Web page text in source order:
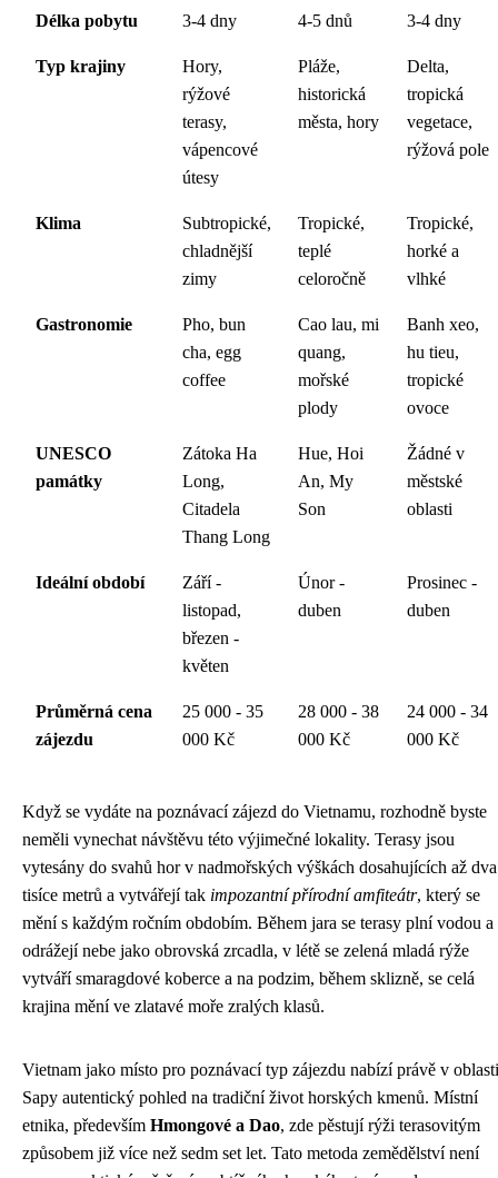
Délka pobytu 3-4 dny 4-5 dnů 3-4 dny
Typ krajiny
Hory,
rýžové
terasy,
vápencové
útesy
Pláže,
historická
města, hory
Delta,
tropická
vegetace,
rýžová pole
Klima
Subtropické,
chladnější
zimy
Tropické,
teplé
celoročně
Tropické,
horké a
vlhké
Gastronomie
Pho, bun
cha, egg
coffee
Cao lau, mi
quang,
mořské
plody
Banh xeo,
hu tieu,
tropické
ovoce
UNESCO
památky
Zátoka Ha
Long,
Citadela
Thang Long
Hue, Hoi
An, My
Son
Žádné v
městské
oblasti
Ideální období
Září -
listopad,
březen -
květen
Únor -
duben
Prosinec -
duben
Průměrná cena
zájezdu
25 000 - 35
000 Kč
28 000 - 38
000 Kč
24 000 - 34
000 Kč
Když se vydáte na poznávací zájezd do Vietnamu, rozhodně byste
neměli vynechat návštěvu této výjimečné lokality. Terasy jsou
vytesány do svahů hor v nadmořských výškách dosahujících až dva
tisíce metrů a vytvářejí tak impozantní přírodní amfiteátr, který se
mění s každým ročním obdobím. Během jara se terasy plní vodou a
odrážejí nebe jako obrovská zrcadla, v létě se zelená mladá rýže
vytváří smaragdové koberce a na podzim, během sklizně, se celá
krajina mění ve zlatavé moře zralých klasů.
Vietnam jako místo pro poznávací typ zájezdu nabízí právě v oblasti
Sapy autentický pohled na tradiční život horských kmenů. Místní
etnika, především Hmongové a Dao, zde pěstují rýži terasovitým
způsobem již více než sedm set let. Tato metoda zemědělství není